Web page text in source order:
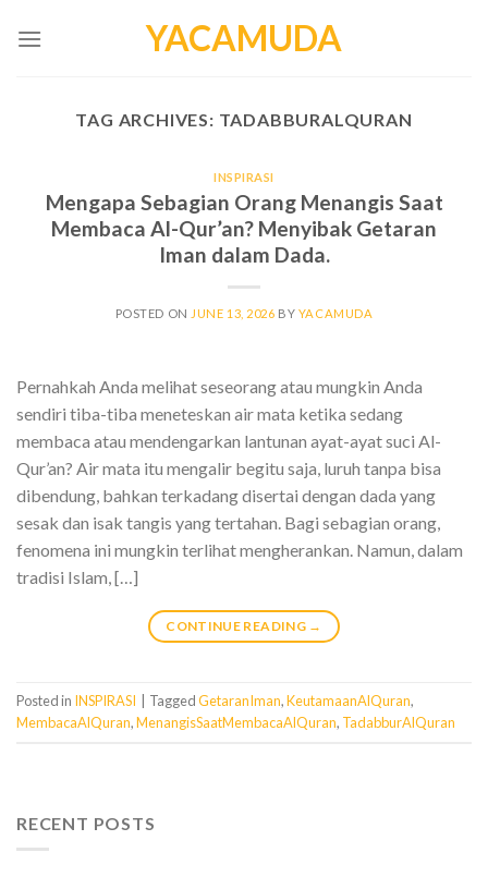
YACAMUDA
TAG ARCHIVES: TADABBURALQURAN
INSPIRASI
Mengapa Sebagian Orang Menangis Saat
Membaca Al-Qur’an? Menyibak Getaran
Iman dalam Dada.
POSTED ON JUNE 13, 2026 BY YACAMUDA
Pernahkah Anda melihat seseorang atau mungkin Anda
sendiri tiba-tiba meneteskan air mata ketika sedang
membaca atau mendengarkan lantunan ayat-ayat suci Al-
Qur’an? Air mata itu mengalir begitu saja, luruh tanpa bisa
dibendung, bahkan terkadang disertai dengan dada yang
sesak dan isak tangis yang tertahan. Bagi sebagian orang,
fenomena ini mungkin terlihat mengherankan. Namun, dalam
tradisi Islam, […]
CONTINUE READING →
Posted in INSPIRASI TaggedGetaranIman,KeutamaanAlQuran,
MembacaAlQuran,MenangisSaatMembacaAlQuran, TadabburAlQuran
RECENT POSTS